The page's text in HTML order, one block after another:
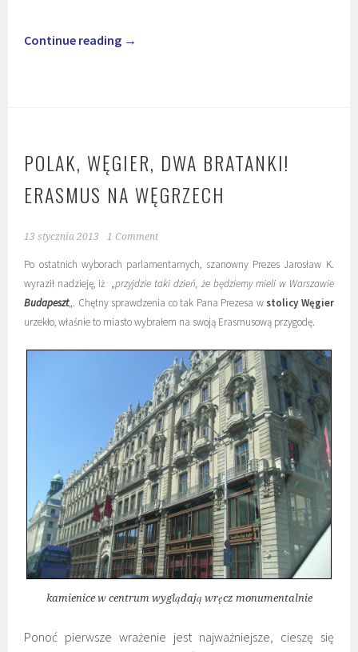
Continue reading →
POLAK, WĘGIER, DWA BRATANKI!
ERASMUS NA WĘGRZECH
13 stycznia 2013 1 Comment
Po ostatnich wyborach parlamentarnych, szanowny Prezes Jarosław K.
wyraził nadzieję, iż „przyjdzie taki dzień, że będziemy mieli w Warszawie
Budapeszt„. Chętny sprawdzenia co tak Pana Prezesa wstolicy Węgier
urzekło, właśnie to miasto wybrałem na swoją Erasmusową przygodę.
kamienice w centrum wyglądają wręcz monumentalnie
Ponoć pierwsze wrażenie jest najważniejsze, cieszę się